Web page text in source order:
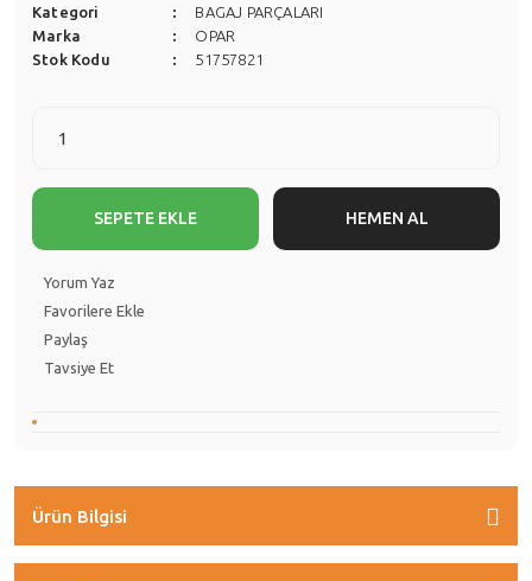
Kategori
BAGAJ PARÇALARI
Marka
OPAR
Stok Kodu
51757821
SEPETE EKLE HEMEN AL
Yorum Yaz
Paylaş
Tavsiye Et
Ürün Bilgisi